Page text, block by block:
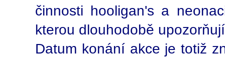
činnosti hooligan's a
kterou dlouhodobě
Datum konání akce je totiž